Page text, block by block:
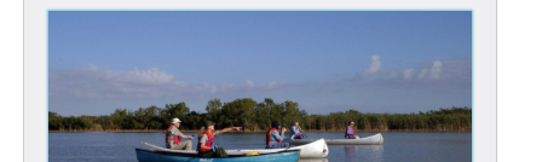
que forman parte del programa Playas Limpias